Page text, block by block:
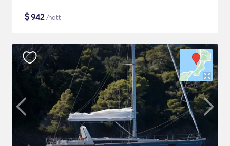
$942/natt